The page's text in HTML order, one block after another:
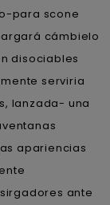
para scone
cámbielo
disociables
serviria
lanzada- una
apariencias
ante